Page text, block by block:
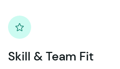
Skill & Team Fit